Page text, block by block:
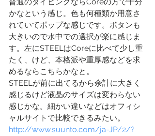
かなという感じ。色も何種類か用意さ
れていてポップな感じです。ボタンも
大きいので水中での選択が楽に感じま
す。左にSTEELはCoreに比べて少し重
たく、けど、本格派や重厚感などを求
めるならこちらかなと。
STEELが前に出てるから余計に大きく
感じるけど液晶のサイズは変わらない
感じかな。細かい違いなどはオフィシ
ャルサイトで比較できるみたい。
http://www.suunto.com/ja-JP/2/?